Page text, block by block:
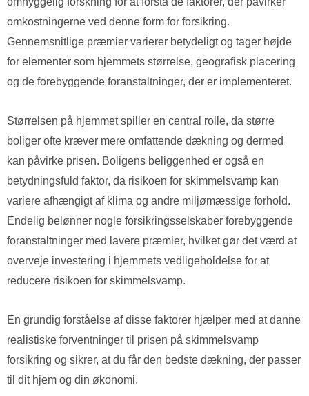
omkostningerne ved denne form for forsikring.
Gennemsnitlige præmier varierer betydeligt og tager højde
for elementer som hjemmets størrelse, geografisk placering
og de forebyggende foranstaltninger, der er implementeret.
Størrelsen på hjemmet spiller en central rolle, da større
boliger ofte kræver mere omfattende dækning og dermed
kan påvirke prisen. Boligens beliggenhed er også en
betydningsfuld faktor, da risikoen for skimmelsvamp kan
variere afhængigt af klima og andre miljømæssige forhold.
Endelig belønner nogle forsikringsselskaber forebyggende
foranstaltninger med lavere præmier, hvilket gør det værd at
overveje investering i hjemmets vedligeholdelse for at
reducere risikoen for skimmelsvamp.
En grundig forståelse af disse faktorer hjælper med at danne
realistiske forventninger til prisen på skimmelsvamp
forsikring og sikrer, at du får den bedste dækning, der passer
til dit hjem og din økonomi.